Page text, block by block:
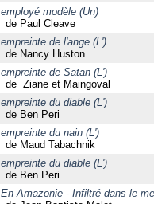
employé modèle (Un)
de Paul Cleave
empreinte de l'ange (L')
de Nancy Huston
empreinte de Satan (L')
de Ziane et Maingoval
empreinte du diable (L')
de Ben Peri
empreinte du nain (L')
de Maud Tabachnik
empreinte du diable (L')
de Ben Peri
En Amazonie - Infiltré dans le